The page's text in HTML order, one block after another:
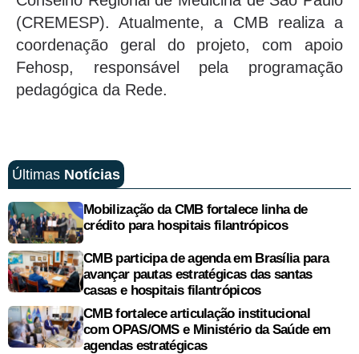
(CREMESP). Atualmente, a CMB realiza a
coordenação geral do projeto, com apoio
Fehosp, responsável pela programação
pedagógica da Rede.
Últimas Notícias
Mobilização da CMB fortalece linha de
crédito para hospitais filantrópicos
CMB participa de agenda em Brasília para
avançar pautas estratégicas das santas
casas e hospitais filantrópicos
CMB fortalece articulação institucional
com OPAS/OMS e Ministério da Saúde em
agendas estratégicas